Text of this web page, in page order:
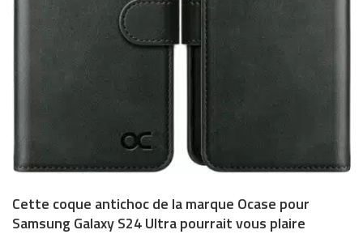
Cette coque antichoc de la marque Ocase pour
Samsung Galaxy S24 Ultra pourrait vous plaire